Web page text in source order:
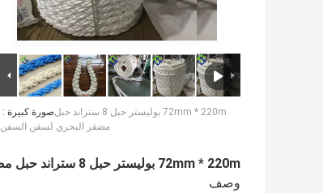
صورة كبيرة :72mm * 220m بوليستر حبل 8 ستراند حبل
مضفر البحري لسفن السفن
72mm * 220m بوليستر حبل 8 ستراند حبل مضفر البحري لسفن السفن
وصف